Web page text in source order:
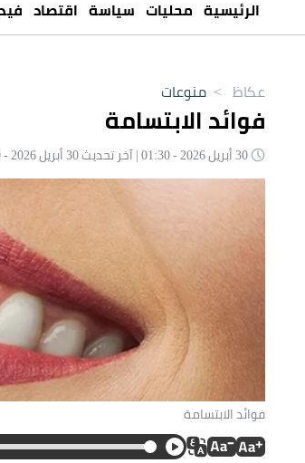
الرئيسية محليات سياسة اقتصاد
عكاظ > منوعات
فوائد الابتسامة
فوائد الابتسامة